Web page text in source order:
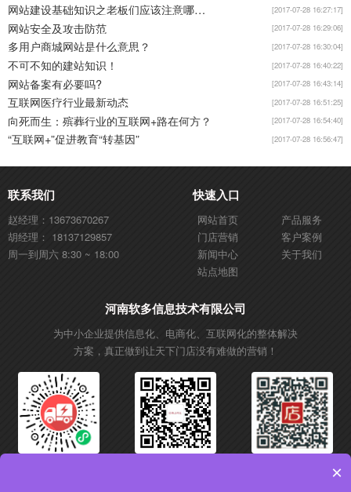
网站建设基础知识之老板们应该注意哪些？ [2017-07-28 16:27:17]
网站安全及攻击防范 [2017-07-28 16:29:06]
多用户商城网站是什么意思？ [2017-07-28 16:30:04]
不可不知的建站知识！ [2017-07-28 16:40:22]
网站备案有必要吗? [2017-07-28 16:43:14]
互联网医疗行业最新动态 [2017-07-28 16:51:25]
向死而生：殡葬行业的互联网+路在何方？ [2017-07-28 16:54:40]
“互联网+”促进教育“转基因” [2017-07-28 16:56:47]
联系我们
赵经理：13673670267
胡经理： 18137129857
周一到周六 8:30 ~ 18:00
快速入口
网站首页
产品服务
门店营销
客户案例
新闻中心
关于我们
站点地图
河南软多信息技术有限公司
为中小企业提供信息化、电商化、互联网化的整体解决
方案，真正做到让天下门店没有难做的营销！
×